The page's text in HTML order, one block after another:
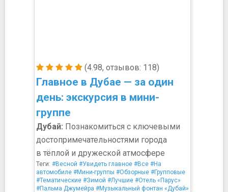
(4.98, отзывов: 118)
Главное в Дубае — за один
день: экскурсия в мини-
группе
Дубай: Познакомиться с ключевыми
достопримечательностями города
в тёплой и дружеской атмосфере
Теги: #Весной #Увидеть главное #Все #На
автомобиле #Мини-группы #Обзорные #Групповые
#Тематические #Зимой #Лучшие #Отель «Парус»
#Пальма Джумейра #Музыкальный фонтан «Дубай»